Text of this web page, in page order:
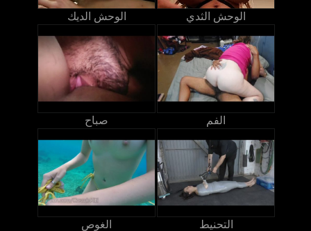
الوحش الديك الوحش الثدي
صباح الفم
الغوص التحنيط